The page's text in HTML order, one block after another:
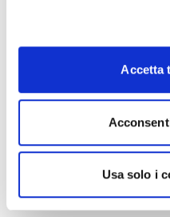
Accetta
Usa solo i